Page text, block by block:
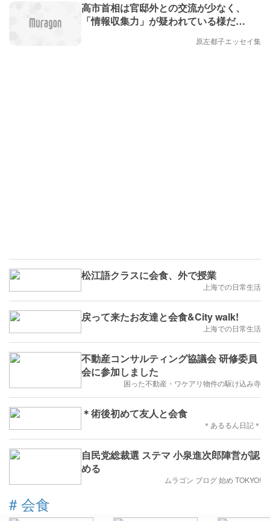
高市首相は官邸外との交流が少なく、
「情報収集力」が疑われている様だ…
原左都子エッセイ集
松江語クラスに会食、外で授業
上海での日常生活
戻って来たお友達と会食&City walk!
上海での日常生活
不動産コンサルティング協議会 研修委員
会に参加しました
困った不動産・ワケアリ物件の駆け込み寺
＊術後初めて友人と会食
＊あるるん日記＊
自民党総裁選 ステマ 小泉進次郎陣営が認
める
ムラゴン ブログ 始め TOKYO!
# 会食